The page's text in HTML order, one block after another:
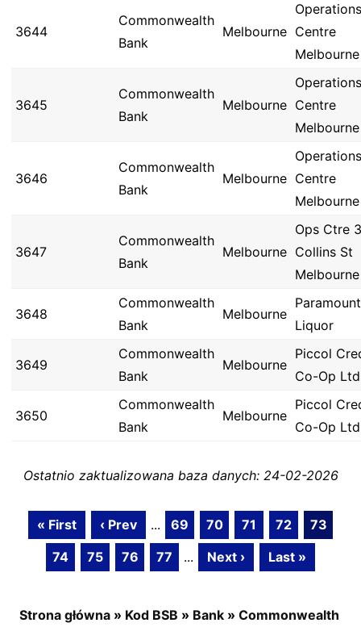
3644
Commonwealth
Bank
Melbourne
Operations
Centre
Melbourne
3645
Commonwealth
Bank
Melbourne
Operations
Centre
Melbourne
3646
Commonwealth
Bank
Melbourne
Operations
Centre
Melbourne
3647
Commonwealth
Bank
Melbourne
Ops Ctre
Collins St
Melbourne
3648
Commonwealth
Bank
Melbourne
Paramount
Liquor
3649
Commonwealth
Bank
Melbourne
Piccol
Co-Op Ltd
3650
Commonwealth
Bank
Melbourne
Piccol
Co-Op Ltd
Ostatnio zaktualizowana baza danych: 24-02-2026
« First ‹ Prev ... 69 70 71 72
73
74
75 76 77 ... Next › Last »
Strona główna » Kod BSB » Bank » Commonwealth